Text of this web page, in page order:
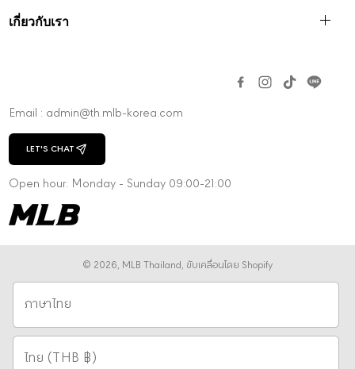
เกี่ยวกับเรา
Email : admin@th.mlb-korea.com
LET'S CHAT
CHAT WITH US
Open hour: Monday - Sunday 09:00-21:00
© 2026, MLB Thailand, ขับเคลื่อนโดย Shopify